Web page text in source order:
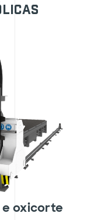
e oxicorte